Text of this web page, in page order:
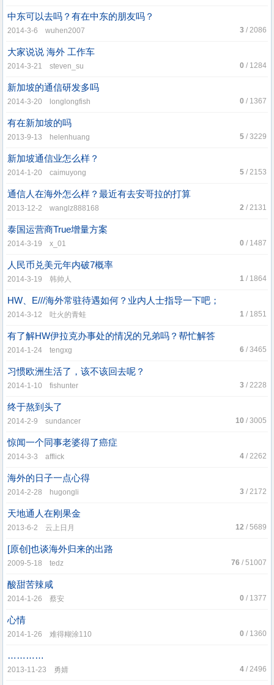
中东可以去吗？有在中东的朋友吗？
3 / 2086
2014-3-6 wuhen2007
大家说说 海外 工作车
0 / 1284
2014-3-21 steven_su
新加坡的通信研发多吗
0 / 1367
2014-3-20 longlongfish
有在新加坡的吗
5 / 3229
2013-9-13 helenhuang
新加坡通信业怎么样？
5 / 2153
2014-1-20 caimuyong
通信人在海外怎么样？最近有去安哥拉的打算
2 / 2131
2013-12-2 wanglz888168
泰国运营商True增量方案
0 / 1487
2014-3-19 x_01
人民币兑美元年内破7概率
1 / 1864
2014-3-19 韩帅人
HW、E///海外常驻待遇如何？业内人士指导一下吧；
1 / 1851
2014-3-12 吐火的青蛙
有了解HW伊拉克办事处的情况的兄弟吗？帮忙解答
6 / 3465
2014-1-24 tengxg
习惯欧洲生活了，该不该回去呢？
3 / 2228
2014-1-10 fishunter
终于熬到头了
10 / 3005
2014-2-9 sundancer
惊闻一个同事老婆得了癌症
4 / 2262
2014-3-3 afflick
海外的日子一点心得
3 / 2172
2014-2-28 hugongli
天地通人在刚果金
12 / 5689
2013-6-2 云上日月
[原创]也谈海外归来的出路
76 / 51007
2009-5-18 tedz
酸甜苦辣咸
0 / 1377
2014-1-26 蔡安
心情
0 / 1360
2014-1-26 难得糊涂110
…………
4 / 2496
2013-11-23 勇婧